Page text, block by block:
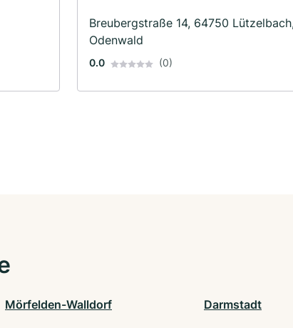
Breubergstraße 14, 64750
Odenwald
0.0 (0)
Mörfelden-Walldorf Darmstadt